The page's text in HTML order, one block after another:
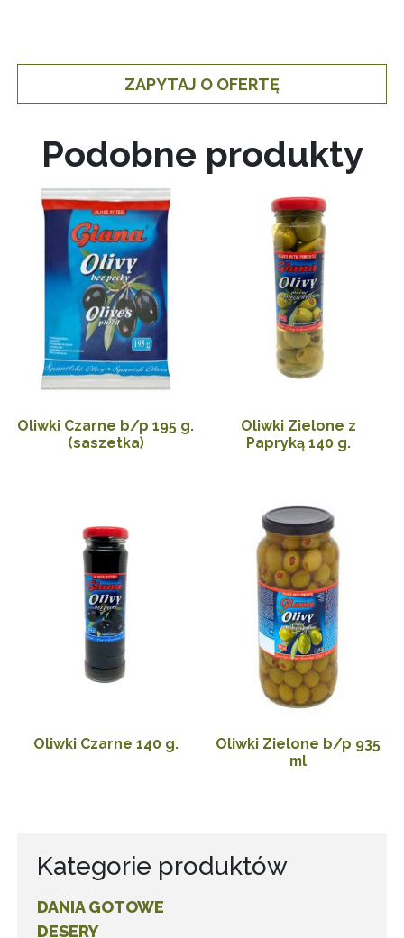
Kategorie produktów
DANIA GOTOWE
DESERY
ZAPYTAJ O OFERTĘ
Podobne produkty
Oliwki Czarne b/p 195 g.
(saszetka)
Oliwki Zielone z
Papryką 140 g.
Oliwki Czarne 140 g.
Oliwki Zielone b/p 935
ml